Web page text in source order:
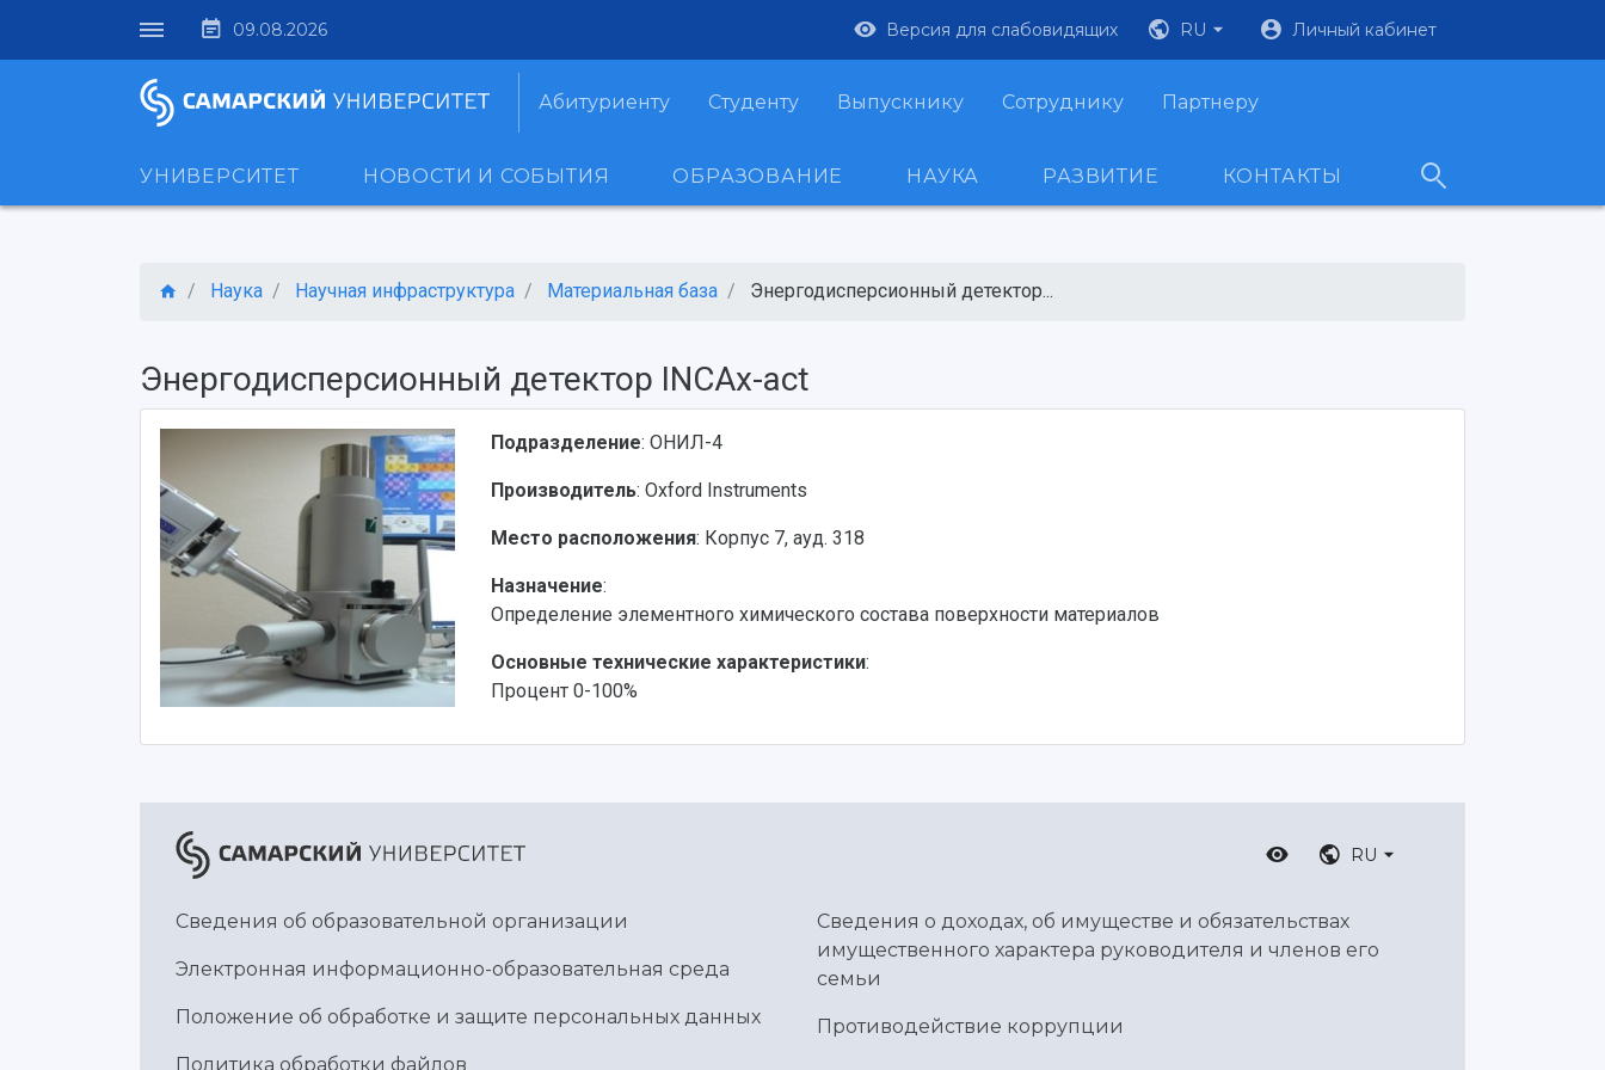
09.08.2026 Версия для слабовидящих RU Личный кабинет
Абитуриенту Студенту Выпускнику Сотруднику Партнеру
УНИВЕРСИТЕТ НОВОСТИ И СОБЫТИЯ ОБРАЗОВАНИЕ НАУКА РАЗВИТИЕ КОНТАКТЫ
Наука Научная инфраструктура Материальная база Энергодисперсионный детектор...
Энергодисперсионный детектор INCAx-act
Подразделение: ОНИЛ-4
Производитель: Oxford Instruments
Место расположения: Корпус 7, ауд. 318
Назначение:
Определение элементного химического состава поверхности материалов
Основные технические характеристики:
Процент 0-100%
RU
Сведения об образовательной организации
Электронная информационно-образовательная среда
Положение об обработке и защите персональных данных
Политика обработки файлов
Сведения о доходах, об имуществе и обязательствах
имущественного характера руководителя и членов его
семьи
Противодействие коррупции